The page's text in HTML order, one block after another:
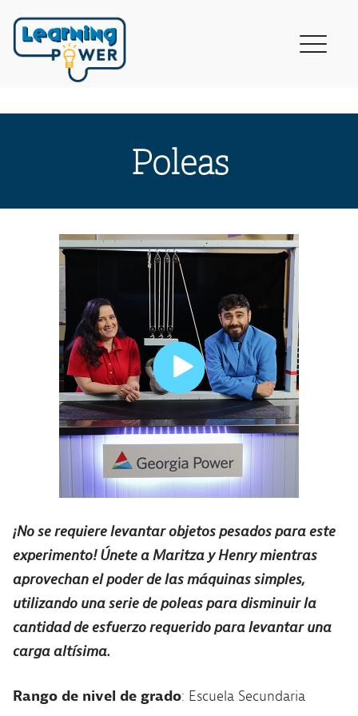
Poleas
¡No se requiere levantar objetos pesados para este
experimento! Únete a Maritza y Henry mientras
aprovechan el poder de las máquinas simples,
utilizando una serie de poleas para disminuir la
cantidad de esfuerzo requerido para levantar una
carga altísima.
Rango de nivel de grado: Escuela Secundaria